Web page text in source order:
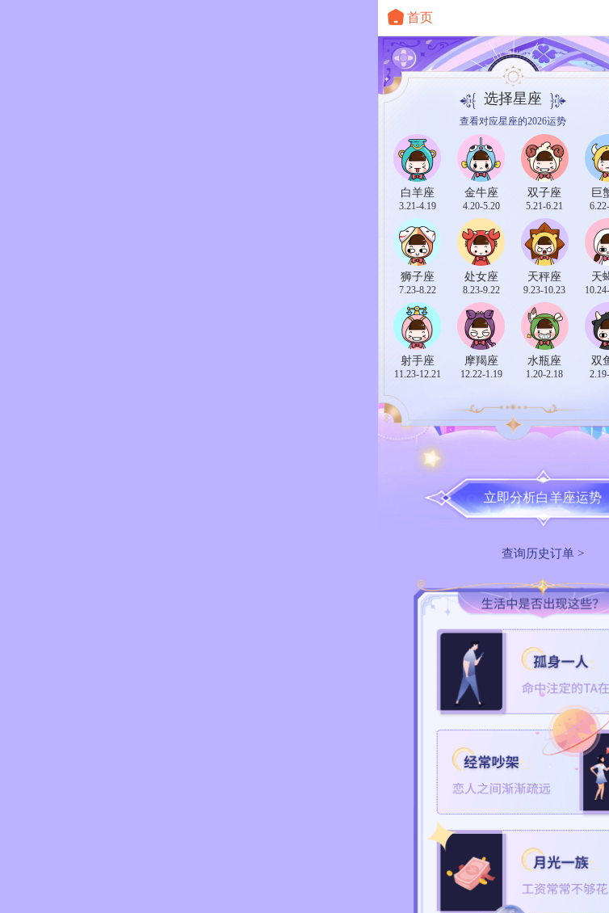
首页
选择星座
查看对应星座的2026运势
白羊座
3.21-4.19
金牛座
4.20-5.20
双子座
5.21-6.21
巨
狮子座
7.23-8.22
处女座
8.23-9.22
天秤座
9.23-10.23
天
射手座
11.23-12.21
摩羯座
12.22-1.19
水瓶座
1.20-2.18
双
白羊座
立即分析白羊座运
查询历史订单 >